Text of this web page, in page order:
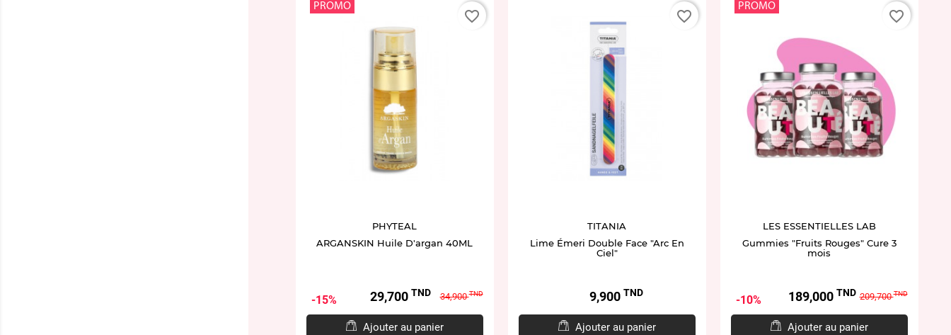
PROMO
PHYTEAL
ARGANSKIN Huile D'argan 40ML
15% Prix29,700 TNDPrix
base
34,900TND
Ajouter au panier
favorite_border
TITANIA
Lime Émeri Double Face "Arc En
Ciel"
Prix9,900 TND
Ajouter au panier
favorite_border
PROMO
LES ESSENTIELLES LAB
Gummies "Fruits Rouges" Cure 3
mois
10% Prix189,000 TNDPrix
base
209,700TND
Ajouter au panier
favorite_border